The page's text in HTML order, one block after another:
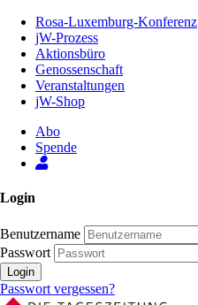
Inhalt
Seite
Rosa-Luxemburg-Konferenz
jW-Prozess
Aktionsbüro
Genossenschaft
Veranstaltungen
jW-Shop
Abo
Spende
Login
Benutzername
Passwort
Login
Passwort vergessen?